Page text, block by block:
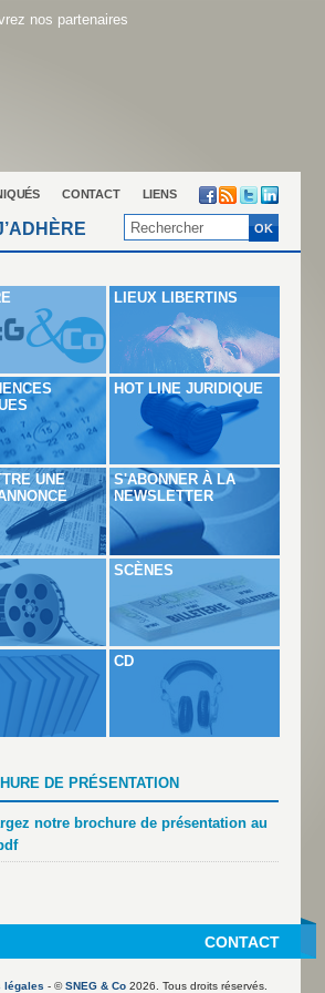
nos partenaires
CONTACT LIENS
LIEUX LIBERTINS
HOT LINE JURIDIQUE
UNE
S'ABONNER À LA
NEWSLETTER
SCÈNES
CD
DE PRÉSENTATION
notre brochure de présentation au
CONTACT
légales - ©SNEG & Co 2026. Tous droits réservés.